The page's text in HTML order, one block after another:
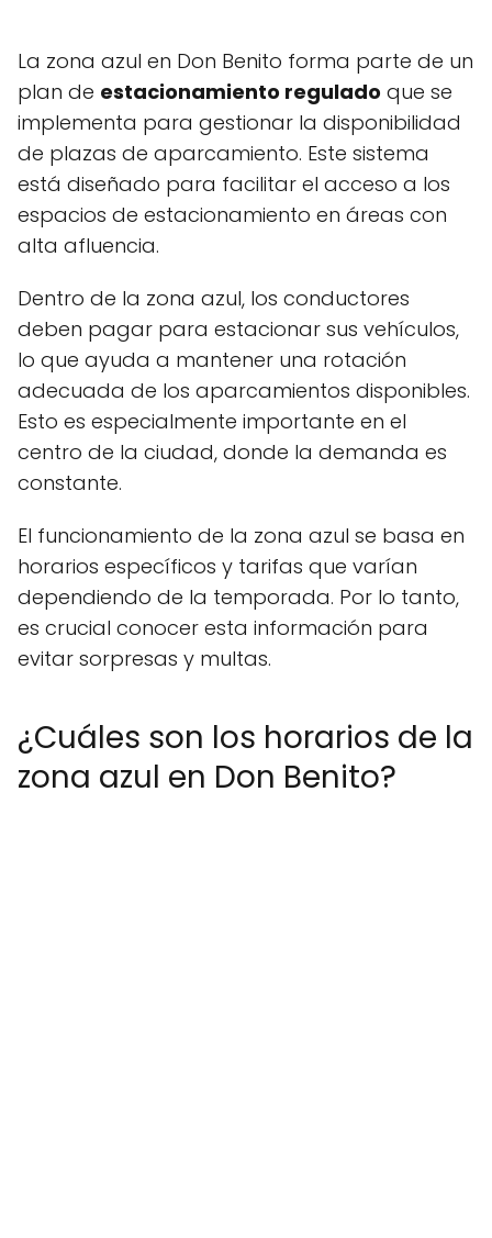
La zona azul en Don Benito forma parte de un
plan de estacionamiento regulado que se
implementa para gestionar la disponibilidad
de plazas de aparcamiento. Este sistema
está diseñado para facilitar el acceso a los
espacios de estacionamiento en áreas con
alta afluencia.
Dentro de la zona azul, los conductores
deben pagar para estacionar sus vehículos,
lo que ayuda a mantener una rotación
adecuada de los aparcamientos disponibles.
Esto es especialmente importante en el
centro de la ciudad, donde la demanda es
constante.
El funcionamiento de la zona azul se basa en
horarios específicos y tarifas que varían
dependiendo de la temporada. Por lo tanto,
es crucial conocer esta información para
evitar sorpresas y multas.
¿Cuáles son los horarios de la
zona azul en Don Benito?